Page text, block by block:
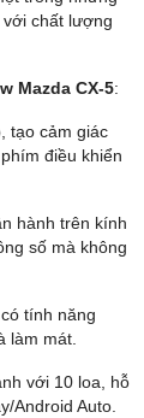
với chất lượng
Mazda CX-5:
tạo cảm giác
điều khiển
hành trên kính
số mà không
tính năng
làm mát.
với 10 loa, hỗ
Android Auto.